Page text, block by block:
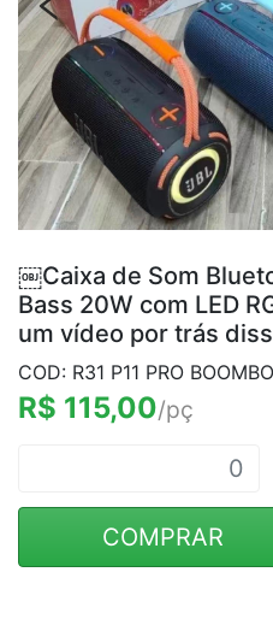
￼Caixa de Som
Bass 20W com LED
um vídeo por trás
COD: R31 P11 PRO
R$ 115,00/pç
COMPRAR